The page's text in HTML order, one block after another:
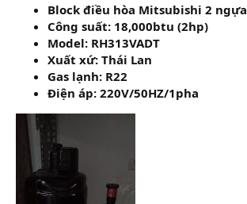
Block điều hòa Mitsubishi 2 ngựa
Công suất: 18,000btu (2hp)
Model: RH313VADT
Xuất xứ: Thái Lan
Gas lạnh: R22
Điện áp: 220V/50HZ/1pha